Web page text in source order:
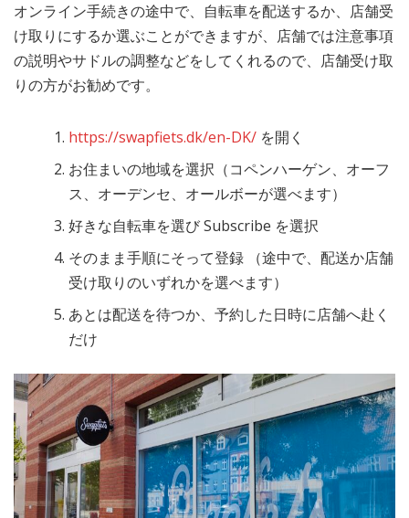
オンライン手続きの途中で、自転車を配送するか、店舗受
け取りにするか選ぶことができますが、店舗では注意事項
の説明やサドルの調整などをしてくれるので、店舗受け取
りの方がお勧めです。
https://swapfiets.dk/en-DK/ を開く
お住まいの地域を選択（コペンハーゲン、オーフ
ス、オーデンセ、オールボーが選べます）
好きな自転車を選び Subscribe を選択
そのまま手順にそって登録 （途中で、配送か店舗
受け取りのいずれかを選べます）
あとは配送を待つか、予約した日時に店舗へ赴く
だけ